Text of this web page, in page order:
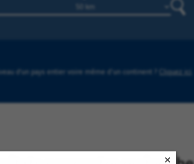
d’un pays entier voire même d'un continent ? Cliquez ici